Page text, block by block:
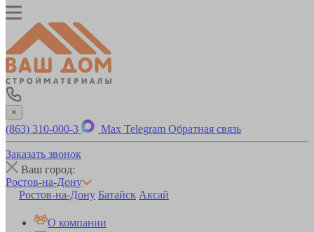
×
(863) 310-000-3 Max Telegram Обратная связь
Заказать звонок
Ваш город:
Ростов-на-Дону
Ростов-на-Дону Батайск Аксай
О компании